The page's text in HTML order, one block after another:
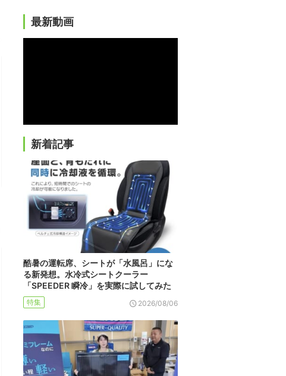
最新動画
新着記事
酷暑の運転席、シートが「水風呂」にな
る新発想。水冷式シートクーラー
「SPEEDER 瞬冷」を実際に試してみた
特集 2026/08/06